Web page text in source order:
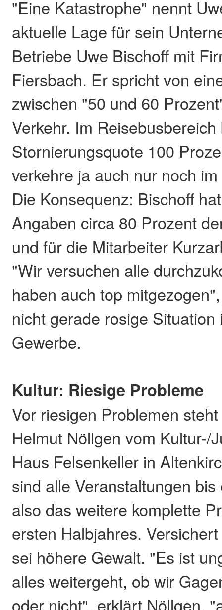
"Eine Katastrophe" nennt
aktuelle Lage für sein
Betriebe Uwe Bischoff mit
Fiersbach. Er spricht von
zwischen "50 und 60
Verkehr. Im
Stornierungsquote 100
verkehre ja auch nur noch
Die Konsequenz: Bischoff
Angaben circa 80 Prozent
und für die Mitarbeiter
"Wir versuchen alle
haben auch top
nicht gerade rosige Situation
Gewerbe.
Kultur: Riesige Probleme
Vor riesigen Problemen
Helmut Nöllgen vom Kultur-/
Haus Felsenkeller in
sind alle Veranstaltungen
also das weitere komplette
ersten Halbjahres.
sei höhere Gewalt. "Es ist
alles weitergeht, ob wir
oder nicht", erklärt Nöllgen,